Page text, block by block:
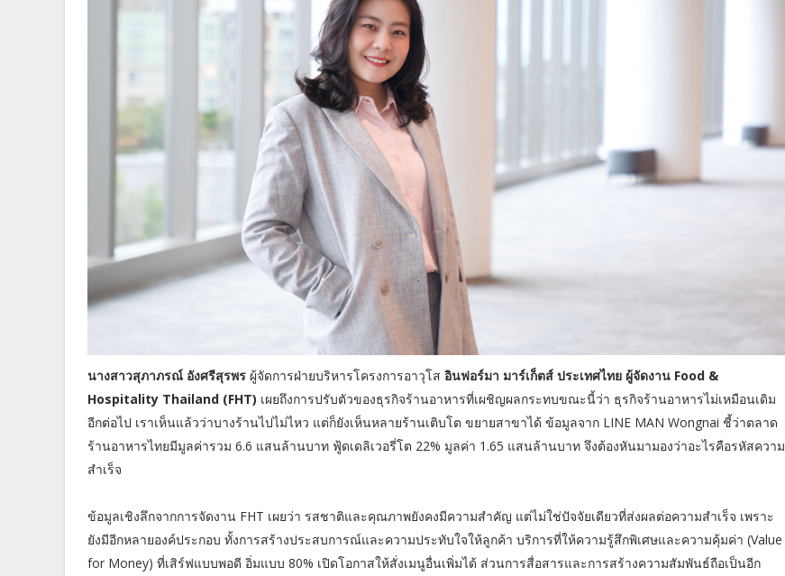
นางสาวสุภาภรณ์ อังศรีสุรพร ผู้จัดการฝ่ายบริหารโครงการอาวุโส อินฟอร์มา มาร์เก็ตส์ ประเทศไทย ผู้จัดงาน Food &
Hospitality Thailand (FHT) เผยถึงการปรับตัวของธุรกิจร้านอาหารที่เผชิญผลกระทบขณะนี้ว่า ธุรกิจร้านอาหารไม่เหมือนเดิม
อีกต่อไป เราเห็นแล้วว่าบางร้านไปไม่ไหว แต่ก็ยังเห็นหลายร้านเติบโต ขยายสาขาได้ ข้อมูลจาก LINE MAN Wongnai ชี้ว่าตลาด
ร้านอาหารไทยมีมูลค่ารวม 6.6 แสนล้านบาท ฟู้ดเดลิเวอรี่โต 22% มูลค่า 1.65 แสนล้านบาท จึงต้องหันมามองว่าอะไรคือรหัสความ
สำเร็จ
ข้อมูลเชิงลึกจากการจัดงาน FHT เผยว่า รสชาติและคุณภาพยังคงมีความสำคัญ แต่ไม่ใช่ปัจจัยเดียวที่ส่งผลต่อความสำเร็จ เพราะ
ยังมีอีกหลายองค์ประกอบ ทั้งการสร้างประสบการณ์และความประทับใจให้ลูกค้า บริการที่ให้ความรู้สึกพิเศษและความคุ้มค่า (Value
for Money) ที่เสิร์ฟแบบพอดี อิ่มแบบ 80% เปิดโอกาสให้สั่งเมนูอื่นเพิ่มได้ ส่วนการสื่อสารและการสร้างความสัมพันธ์ถือเป็นอีก